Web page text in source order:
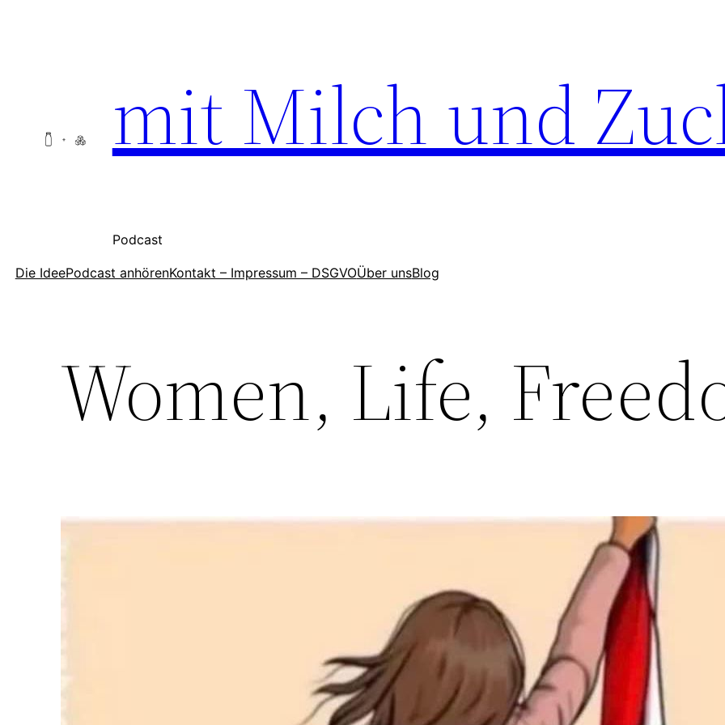
mit Milch und
Podcast
Die IdeePodcast anhörenKontakt – Impressum – DSGVOÜber unsBlog
Women, Life,